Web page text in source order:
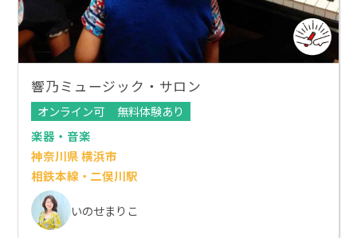
響乃ミュージック・サロン
オンライン可
無料体験あり
楽器・音楽
神奈川県 横浜市
相鉄本線・二俣川駅
いのせまりこ